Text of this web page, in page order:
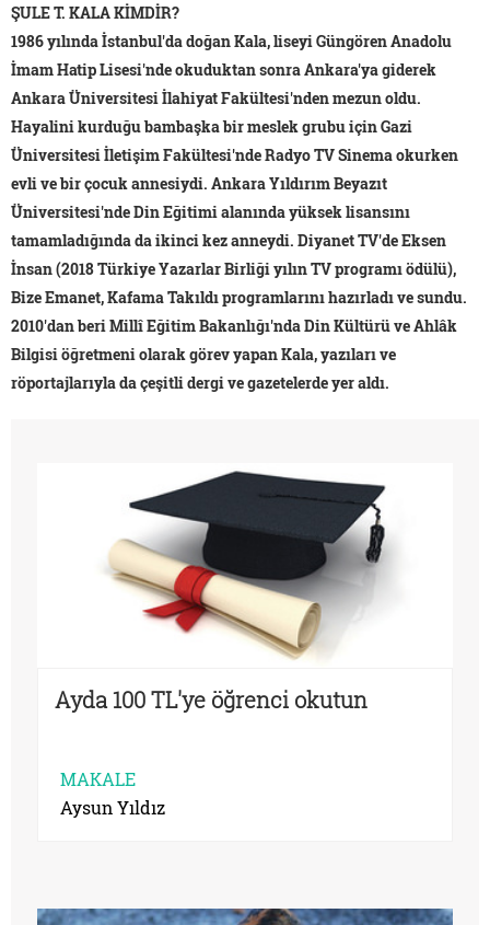
ŞULE T. KALA KİMDİR?
1986 yılında İstanbul'da doğan Kala, liseyi Güngören Anadolu
İmam Hatip Lisesi'nde okuduktan sonra Ankara'ya giderek
Ankara Üniversitesi İlahiyat Fakültesi'nden mezun oldu.
Hayalini kurduğu bambaşka bir meslek grubu için Gazi
Üniversitesi İletişim Fakültesi'nde Radyo TV Sinema okurken
evli ve bir çocuk annesiydi. Ankara Yıldırım Beyazıt
Üniversitesi'nde Din Eğitimi alanında yüksek lisansını
tamamladığında da ikinci kez anneydi. Diyanet TV'de Eksen
İnsan (2018 Türkiye Yazarlar Birliği yılın TV programı ödülü),
Bize Emanet, Kafama Takıldı programlarını hazırladı ve sundu.
2010'dan beri Millî Eğitim Bakanlığı'nda Din Kültürü ve Ahlâk
Bilgisi öğretmeni olarak görev yapan Kala, yazıları ve
röportajlarıyla da çeşitli dergi ve gazetelerde yer aldı.
Ayda 100 TL'ye öğrenci okutun
MAKALE
Aysun Yıldız